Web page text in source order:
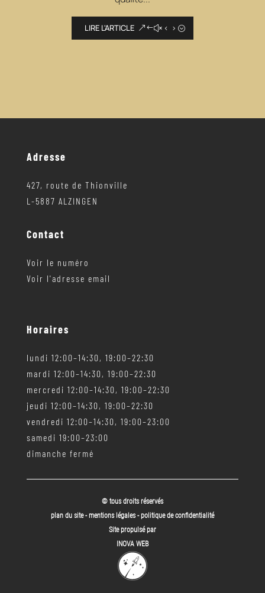
LIRE L'ARTICLE
Adresse
427, route de Thionville
L-5887 ALZINGEN
Contact
Voir le numéro
Voir l'adresse email
Horaires
lundi 12:00–14:30, 19:00–22:30
mardi 12:00–14:30, 19:00–22:30
mercredi 12:00–14:30, 19:00–22:30
jeudi 12:00–14:30, 19:00–22:30
vendredi 12:00–14:30, 19:00–23:00
samedi 19:00–23:00
dimanche fermé
© tous droits réservés
plan du site-mentions légales -politique de confidentialité
Site propulsé par
INOVA WEB